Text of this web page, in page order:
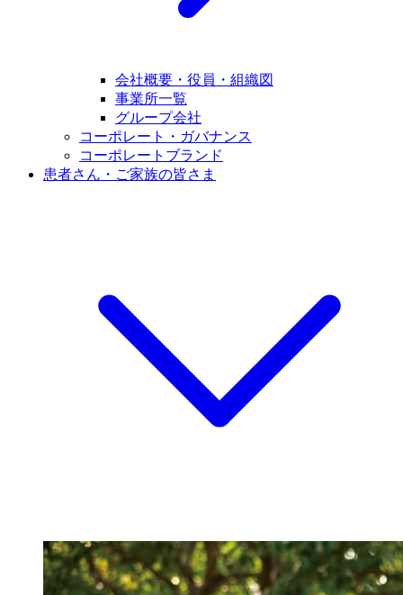
会社概要・役員・組織図
事業所一覧
グループ会社
コーポレート・ガバナンス
コーポレートブランド
患者さん・ご家族の皆さま